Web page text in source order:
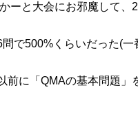
ーと大会にお邪魔して、
で500%くらいだった(
前に「QMAの基本問題」